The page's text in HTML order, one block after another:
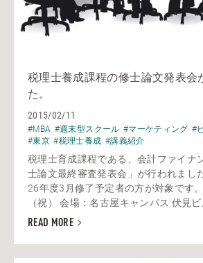
税理士養成課程の修士論文発表会
た。
2015/02/11
#MBA #週末型スクール #マーケティング #
#東京 #税理士養成 #講義紹介
税理士育成課程である、会計ファイナ
士論文最終審査発表会」が行われまし
26年度3月修了予定者の方が対象です
（祝） 会場：名古屋キャンパス 伏見ビ
READ MORE